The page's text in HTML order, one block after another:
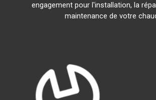
engagement pour l'installation, la
maintenance de votre